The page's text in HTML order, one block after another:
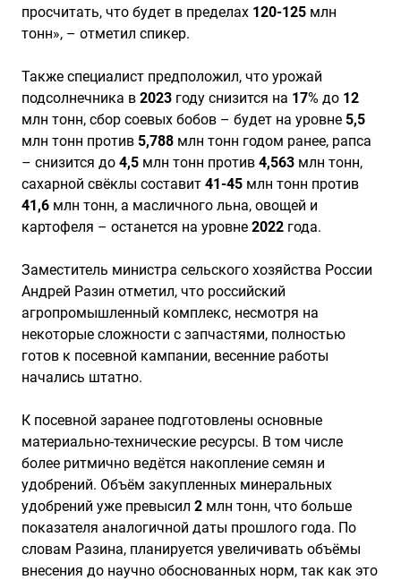
просчитать, что будет в пределах 120-125 млн
тонн», – отметил спикер.
Также специалист предположил, что урожай
подсолнечника в 2023 году снизится на 17% до 12
млн тонн, сбор соевых бобов – будет на уровне 5,5
млн тонн против 5,788 млн тонн годом ранее, рапса
– снизится до 4,5 млн тонн против 4,563 млн тонн,
сахарной свёклы составит 41-45 млн тонн против
41,6 млн тонн, а масличного льна, овощей и
картофеля – останется на уровне 2022 года.
Заместитель министра сельского хозяйства России
Андрей Разин отметил, что российский
агропромышленный комплекс, несмотря на
некоторые сложности с запчастями, полностью
готов к посевной кампании, весенние работы
начались штатно.
К посевной заранее подготовлены основные
материально-технические ресурсы. В том числе
более ритмично ведётся накопление семян и
удобрений. Объём закупленных минеральных
удобрений уже превысил 2 млн тонн, что больше
показателя аналогичной даты прошлого года. По
словам Разина, планируется увеличивать объёмы
внесения до научно обоснованных норм, так как это